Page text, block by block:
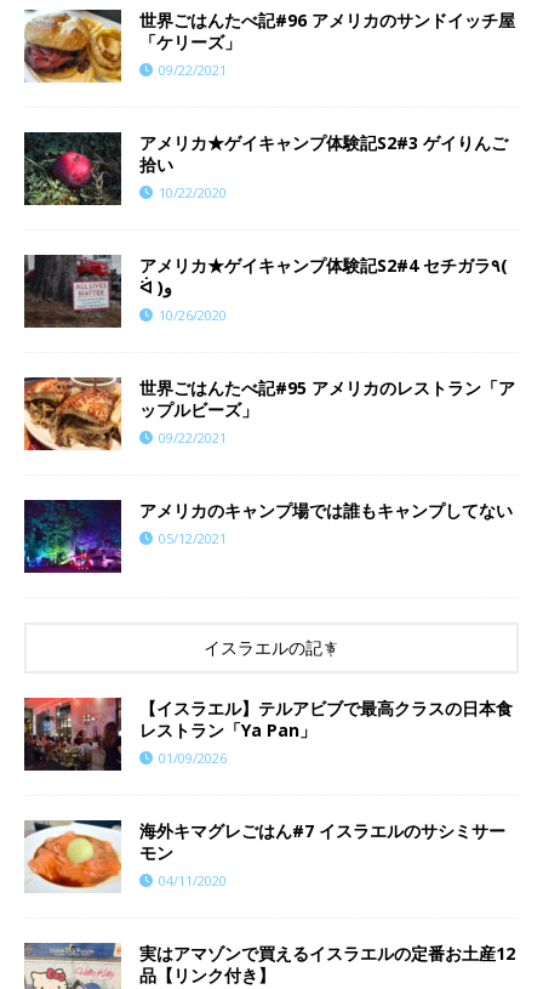
世界ごはんたべ記#96 アメリカのサンドイッチ屋
「ケリーズ」
09/22/2021
アメリカ★ゲイキャンプ体験記S2#3 ゲイりんご
拾い
10/22/2020
アメリカ★ゲイキャンプ体験記S2#4 セチガラ٩(
ᐛ )و
10/26/2020
世界ごはんたべ記#95 アメリカのレストラン「ア
ップルビーズ」
09/22/2021
アメリカのキャンプ場では誰もキャンプしてない
05/12/2021
イスラエルの記事
【イスラエル】テルアビブで最高クラスの日本食
レストラン「Ya Pan」
01/09/2026
海外キマグレごはん#7 イスラエルのサシミサー
モン
04/11/2020
実はアマゾンで買えるイスラエルの定番お土産12
品【リンク付き】